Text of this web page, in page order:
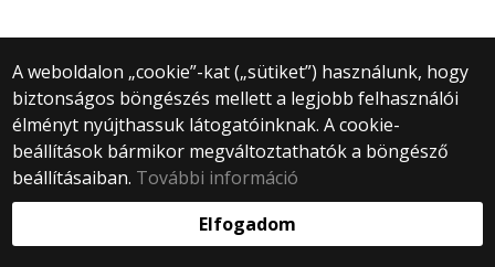
A weboldalon „cookie”-kat („sütiket”) használunk, hogy
biztonságos böngészés mellett a legjobb felhasználói
élményt nyújthassuk látogatóinknak. A cookie-
beállítások bármikor megváltoztathatók a böngésző
beállításaiban. További információ
Elfogadom